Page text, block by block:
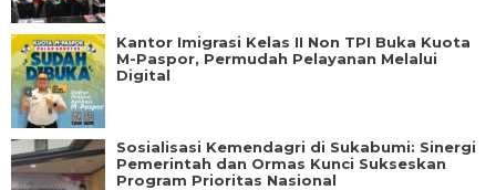
Kantor Imigrasi Kelas II Non TPI Buka Kuota
M-Paspor, Permudah Pelayanan Melalui
Digital
Sosialisasi Kemendagri di Sukabumi: Sinergi
Pemerintah dan Ormas Kunci Sukseskan
Program Prioritas Nasional